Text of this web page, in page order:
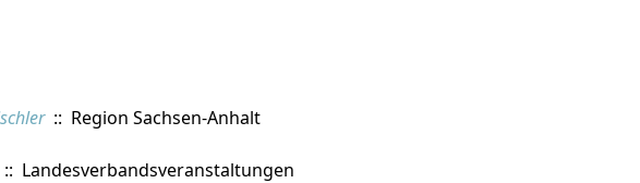
:: Region Sachsen-Anhalt
Landesverbandsveranstaltungen